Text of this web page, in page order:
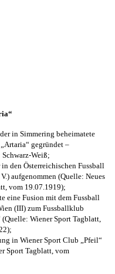
in Simmering beheimatete
gegründet –
Weiß;
den Österreichischen Fussball
aufgenommen (Quelle: Neues
vom 19.07.1919);
eine Fusion mit dem Fussball
(III) zum Fussballklub
(Quelle: Wiener Sport Tagblatt,
in Wiener Sport Club „Pfeil“
Sport Tagblatt, vom